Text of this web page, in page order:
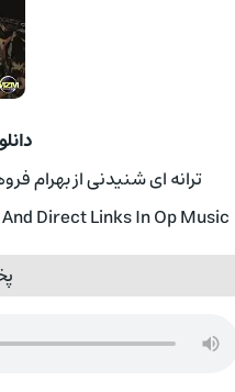
ترانه ای شنیدنی از بهرام فروهر به نام
Direct Links In Op Music